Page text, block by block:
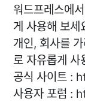
워드프레스에
게 사용해 보세
개인, 회사를
로 자유롭게 사
공식 사이트
사용자 포럼